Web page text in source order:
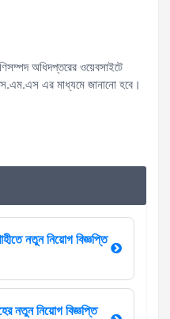
অধিদপ্তরের ওয়েবসাইটে
এর মাধ্যমে জানানো হবে।
নতুন নিয়োগ বিজ্ঞপ্তি
নতুন নিয়োগ বিজ্ঞপ্তি